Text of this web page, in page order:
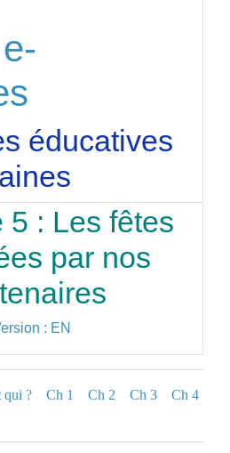
éducatives
5 : Les fêtes
par nos
: EN
qui ? Ch 1 Ch 2 Ch 3
Ch 4